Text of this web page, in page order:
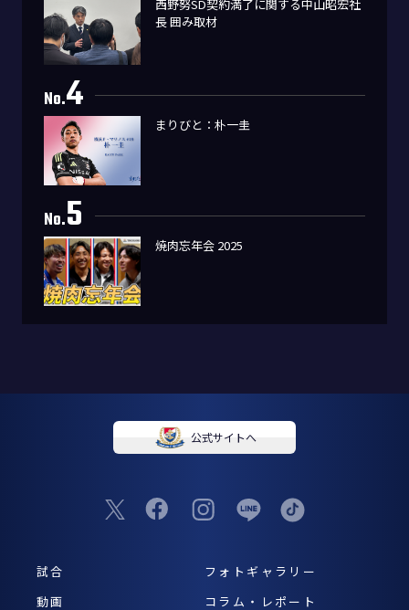
西野努SD契約満了に関する中山昭宏社
長 囲み取材
No.4
まりびと：朴一圭
No.5
焼肉忘年会 2025
公式サイトへ
試合
フォトギャラリー
動画
コラム・レポート